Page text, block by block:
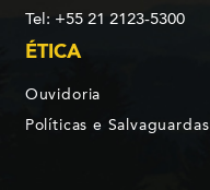
Tel: +55 21 2123-5300
ÉTICA
Ouvidoria
Políticas e Salvaguardas